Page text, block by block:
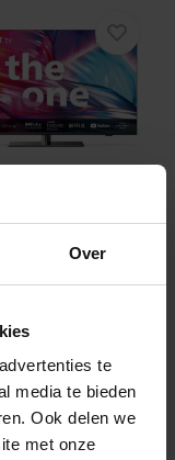
Over
te
media te bieden
Ook delen we
met onze
beschikbaarheid